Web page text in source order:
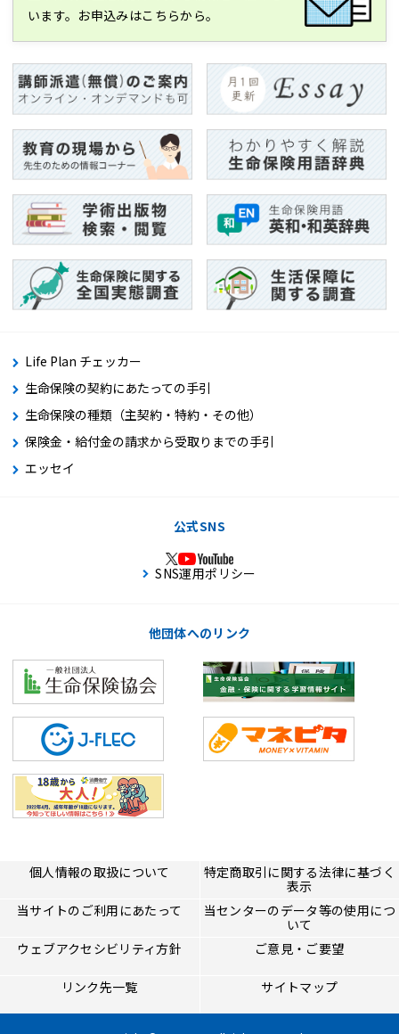
います。お申込みはこちらから。
Life Plan チェッカー
生命保険の契約にあたっての手引
生命保険の種類（主契約・特約・その他）
保険金・給付金の請求から受取りまでの手引
エッセイ
公式SNS
SNS運用ポリシー
他団体へのリンク
個人情報の取扱について
特定商取引に関する法律に基づく
表示
当サイトのご利用にあたって
当センターのデータ等の使用につ
いて
ウェブアクセシビリティ方針
ご意見・ご要望
リンク先一覧 サイトマップ